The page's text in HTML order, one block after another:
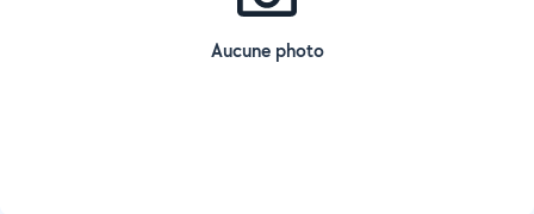
Aucune photo